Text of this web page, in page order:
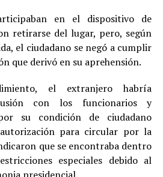
en el dispositivo de
retirarse del lugar, pero, según
el ciudadano se negó a cumplir
que derivó en su aprehensión.
el extranjero habría
con los funcionarios y
su condición de ciudadano
para circular por la
que se encontraba dentro
especiales debido al